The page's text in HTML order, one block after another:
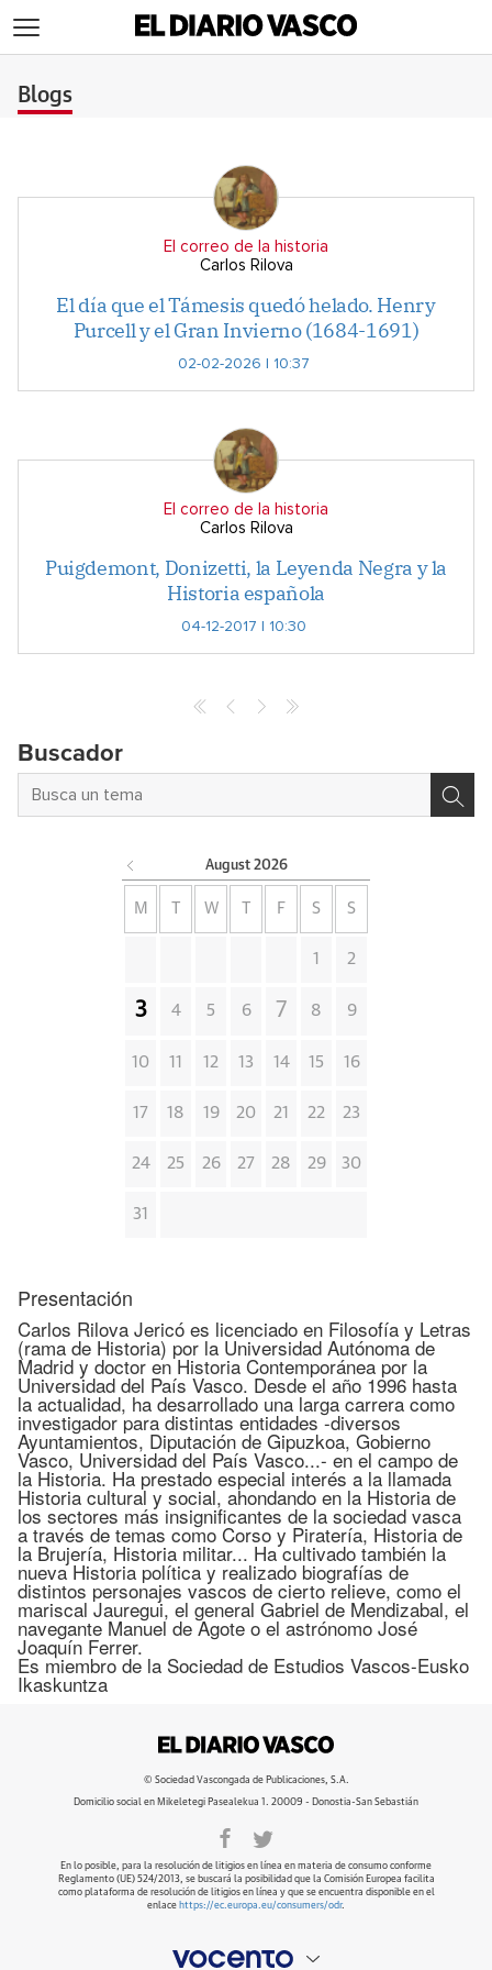
Blogs
El correo de la historia
Carlos Rilova
El día que el Támesis quedó helado. Henry
Purcell y el Gran Invierno (1684-1691)
02-02-2026 | 10:37
El correo de la historia
Carlos Rilova
Puigdemont, Donizetti, la Leyenda Negra y la
Historia española
04-12-2017 | 10:30
Buscador
August 2026
M W F S S
1 2
3 4 5 6 7 8 9
10 11 12 13 14 15 16
17 18 19 20 21 22 23
24 25 26 27 28 29 30
31
Presentación
Carlos Rilova Jericó es licenciado en Filosofía y Letras
(rama de Historia) por la Universidad Autónoma de
Madrid y doctor en Historia Contemporánea por la
Universidad del País Vasco. Desde el año 1996 hasta
la actualidad, ha desarrollado una larga carrera como
investigador para distintas entidades -diversos
Ayuntamientos, Diputación de Gipuzkoa, Gobierno
Vasco, Universidad del País Vasco...- en el campo de
la Historia. Ha prestado especial interés a la llamada
Historia cultural y social, ahondando en la Historia de
los sectores más insignificantes de la sociedad vasca
a través de temas como Corso y Piratería, Historia de
la Brujería, Historia militar... Ha cultivado también la
nueva Historia política y realizado biografías de
distintos personajes vascos de cierto relieve, como el
mariscal Jauregui, el general Gabriel de Mendizabal, el
navegante Manuel de Agote o el astrónomo José
Joaquín Ferrer.
Es miembro de la Sociedad de Estudios Vascos-Eusko
Ikaskuntza
© Sociedad Vascongada de Publicaciones, S.A.
Domicilio social en Mikeletegi Pasealekua 1. 20009 - Donostia-San Sebastián
En lo posible, para la resolución de litigios en línea en materia de consumo conforme
Reglamento (UE) 524/2013, se buscará la posibilidad que la Comisión Europea facilita
como plataforma de resolución de litigios en línea y que se encuentra disponible en el
enlace https://ec.europa.eu/consumers/odr.